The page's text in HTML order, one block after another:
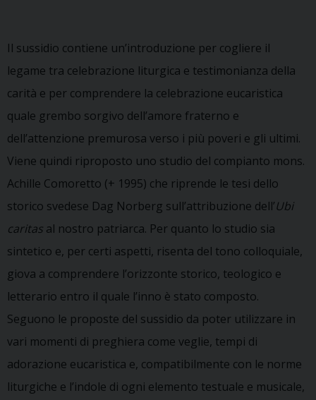
Il sussidio contiene un’introduzione per cogliere il
legame tra celebrazione liturgica e testimonianza della
carità e per comprendere la celebrazione eucaristica
quale grembo sorgivo dell’amore fraterno e
dell’attenzione premurosa verso i più poveri e gli ultimi.
Viene quindi riproposto uno studio del compianto mons.
Achille Comoretto (+ 1995) che riprende le tesi dello
storico svedese Dag Norberg sull’attribuzione dell’Ubi
caritas al nostro patriarca. Per quanto lo studio sia
sintetico e, per certi aspetti, risenta del tono colloquiale,
giova a comprendere l’orizzonte storico, teologico e
letterario entro il quale l’inno è stato composto.
Seguono le proposte del sussidio da poter utilizzare in
vari momenti di preghiera come veglie, tempi di
adorazione eucaristica e, compatibilmente con le norme
liturgiche e l’indole di ogni elemento testuale e musicale,